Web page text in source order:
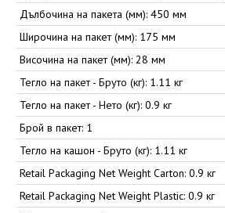
Дълбочина на пакета (мм): 450 мм
Широчина на пакет (мм): 175 мм
Височина на пакет (мм): 28 мм
Тегло на пакет - Бруто (кг): 1.11 кг
Тегло на пакет - Нето (кг): 0.9 кг
Брой в пакет: 1
Тегло на кашон - Бруто (кг): 1.11 кг
Retail Packaging Net Weight Carton: 0.9 кг
Retail Packaging Net Weight Plastic: 0.9 кг